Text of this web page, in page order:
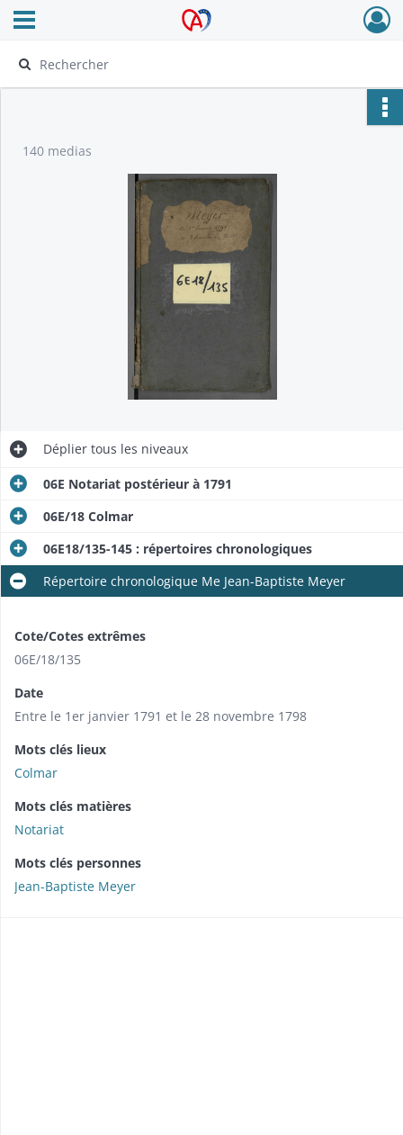
Archives Alsace - Colmar
Ouvrir le menu déroulant
140 medias
Déplier tous les niveaux
06E Notariat postérieur à 1791
06E/18 Colmar
06E18/135-145 : répertoires chronologiques
Répertoire chronologique Me Jean-Baptiste Meyer
Cote/Cotes extrêmes
06E/18/135
Date
Entre le 1er janvier 1791 et le 28 novembre 1798
Mots clés lieux
Colmar
Mots clés matières
Notariat
Mots clés personnes
Jean-Baptiste Meyer